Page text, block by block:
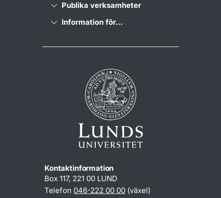
Publika verksamheter
Information för...
Kontaktinformation
Box 117, 221 00 LUND
Telefon 046-222 00 00 (växel)